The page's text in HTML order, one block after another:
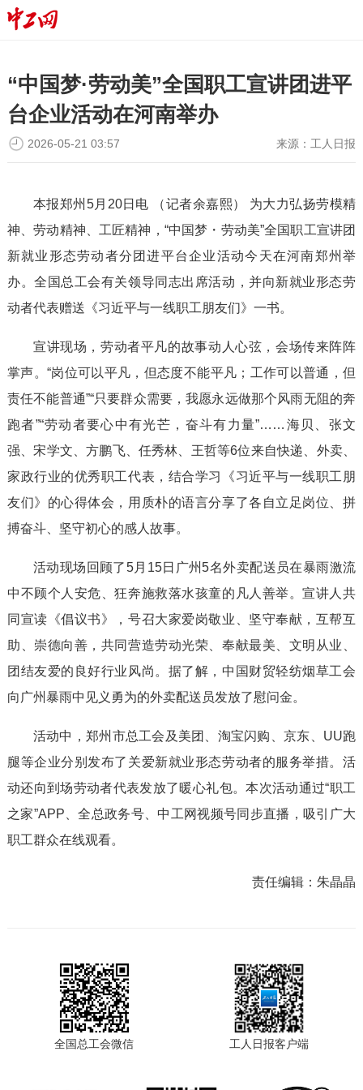
“中国梦·劳动美”全国职工宣讲团进平
台企业活动在河南举办
来源： 工人日报
2026-05-21 03:57
本报郑州5月20日电 （记者余嘉熙） 为大力弘扬劳模精
神、劳动精神、工匠精神，“中国梦・劳动美”全国职工宣讲团
新就业形态劳动者分团进平台企业活动今天在河南郑州举
办。全国总工会有关领导同志出席活动，并向新就业形态劳
动者代表赠送《习近平与一线职工朋友们》一书。
宣讲现场，劳动者平凡的故事动人心弦，会场传来阵阵
掌声。“岗位可以平凡，但态度不能平凡；工作可以普通，但
责任不能普通”“只要群众需要，我愿永远做那个风雨无阻的奔
跑者”“劳动者要心中有光芒，奋斗有力量”……海贝、张文
强、宋学文、方鹏飞、任秀林、王哲等6位来自快递、外卖、
家政行业的优秀职工代表，结合学习《习近平与一线职工朋
友们》的心得体会，用质朴的语言分享了各自立足岗位、拼
搏奋斗、坚守初心的感人故事。
活动现场回顾了5月15日广州5名外卖配送员在暴雨激流
中不顾个人安危、狂奔施救落水孩童的凡人善举。宣讲人共
同宣读《倡议书》，号召大家爱岗敬业、坚守奉献，互帮互
助、崇德向善，共同营造劳动光荣、奉献最美、文明从业、
团结友爱的良好行业风尚。据了解，中国财贸轻纺烟草工会
向广州暴雨中见义勇为的外卖配送员发放了慰问金。
活动中，郑州市总工会及美团、淘宝闪购、京东、UU跑
腿等企业分别发布了关爱新就业形态劳动者的服务举措。活
动还向到场劳动者代表发放了暖心礼包。本次活动通过“职工
之家”APP、全总政务号、中工网视频号同步直播，吸引广大
职工群众在线观看。
责任编辑：朱晶晶
全国总工会微信 工人日报客户端